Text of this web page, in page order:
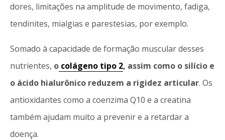
dores, limitações na amplitude de movimento, fadiga,
tendinites, mialgias e parestesias, por exemplo.
Somado à capacidade de formação muscular desses
nutrientes, o colágeno tipo 2, assim como o silício e
o ácido hialurônico reduzem a rigidez articular. Os
antioxidantes como a coenzima Q10 e a creatina
também ajudam muito a prevenir e a retardar a
doença.